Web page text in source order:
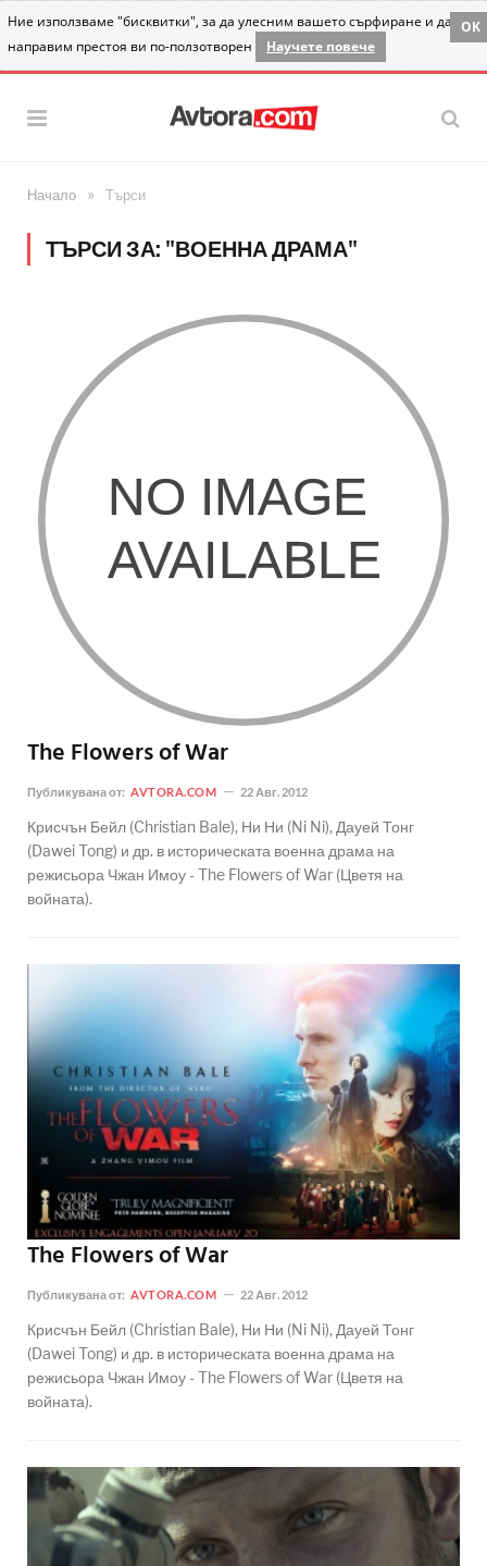
Ние използваме "бисквитки", за да улесним вашето сърфиране и да
направим престоя ви по-ползотворен
Научете повече
OK
Начало » Търси
ТЪРСИ ЗА: "ВОЕННА ДРАМА"
The Flowers of War
Публикувана от: AVTORA.COM 22 Авг. 2012
Крисчън Бейл (Christian Bale), Ни Ни (Ni Ni), Дауей Тонг
(Dawei Tong) и др. в историческата военна драма на
режисьора Чжан Имоу - The Flowers of War (Цветя на
войната).
The Flowers of War
Публикувана от: AVTORA.COM 22 Авг. 2012
Крисчън Бейл (Christian Bale), Ни Ни (Ni Ni), Дауей Тонг
(Dawei Tong) и др. в историческата военна драма на
режисьора Чжан Имоу - The Flowers of War (Цветя на
войната).